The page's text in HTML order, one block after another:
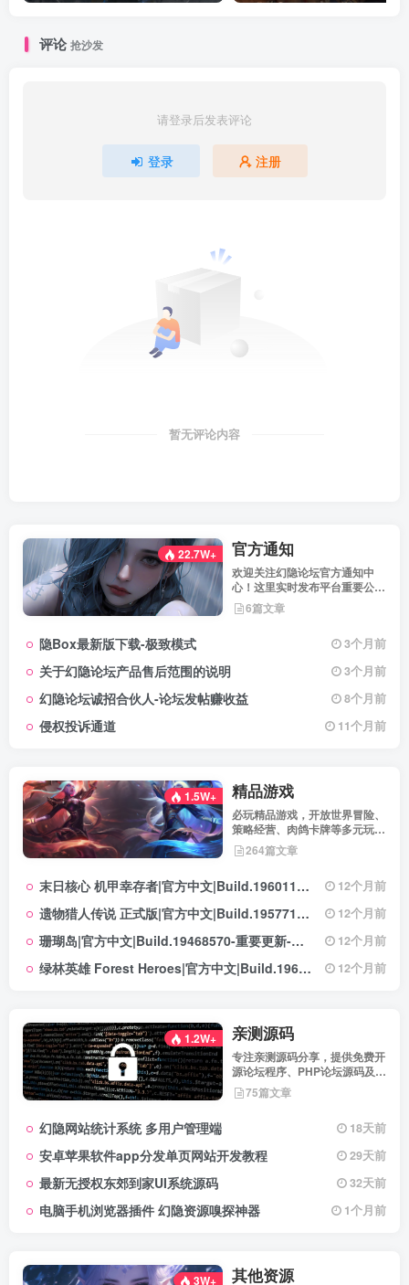
评论抢沙发
请登录后发表评论
登录 注册
暂无评论内容
22.7W+ 官方通知
欢迎关注幻隐论坛官方通知中
心！这里实时发布平台重要公
告、活动规则、功能更新、安全
提醒及用户权益说明，确保每位
们坚持公开透明，通过权威通知
坛获得更优质、安全的使用体
验！立即查看，不错过关键信
息！
6篇文章
隐Box最新版下载-极致模式 3个月前
关于幻隐论坛产品售后范围的说明 3个月前
幻隐论坛诚招合伙人-论坛发帖赚收益 8个月前
侵权投诉通道 11个月前
1.5W+ 精品游戏
必玩精品游戏，开放世界冒险、
策略经营、肉鸽卡牌等多元玩
法，满足不同玩家的喜好 。
264篇文章
末日核心 机甲幸存者|官方中文|Build.19601158|解压即撸| 12个月前
遗物猎人传说 正式版|官方中文|Build.19577129+全DLC|解压即撸| 12个月前
珊瑚岛|官方中文|Build.19468570-重要更新-沙盒|解压即撸| 12个月前
绿林英雄 Forest Heroes|官方中文|Build.19609351+全DLC|解压即撸| 12个月前
1.2W+ 亲测源码
专注亲测源码分享，提供免费开
源论坛程序、PHP论坛源码及论
坛搭建解决方案，所有源码均经
实际测试可用，助力快速搭建稳
75篇文章
幻隐网站统计系统 多用户管理端 18天前
安卓苹果软件app分发单页网站开发教程 29天前
最新无授权东郊到家UI系统源码 32天前
电脑手机浏览器插件 幻隐资源嗅探神器 1个月前
3W+ 其他资源